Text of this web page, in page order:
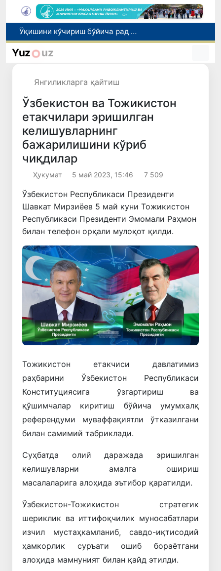
I ва II гуруҳ ногиронлиги бўлган фуқароларга пенсия проактив тарзда тайинланади
Бозорга чиқариладиган барча маҳсулотлар хавфсиз бўлиши шарт
Yuz uz
Янгиликларга қайтиш
Ўзбекистон ва Тожикистон
етакчилари эришилган
келишувларнинг
бажарилишини кўриб
чиқдилар
Ҳукумат 5 май 2023, 15:46 7 509
Ўзбекистон Республикаси Президенти
Шавкат Мирзиёев 5 май куни Тожикистон
Республикаси Президенти Эмомали Раҳмон
билан телефон орқали мулоқот қилди.
Тожикистон етакчиси давлатимиз
раҳбарини Ўзбекистон Республикаси
Конституциясига ўзгартириш ва
қўшимчалар киритиш бўйича умумхалқ
референдуми муваффақиятли ўтказилгани
билан самимий табриклади.
Суҳбатда олий даражада эришилган
келишувларни амалга ошириш
масалаларига алоҳида эътибор қаратилди.
Ўзбекистон-Тожикистон стратегик
шериклик ва иттифоқчилик муносабатлари
изчил мустаҳкамланиб, савдо-иқтисодий
ҳамкорлик суръати ошиб бораётгани
алоҳида мамнуният билан қайд этилди.